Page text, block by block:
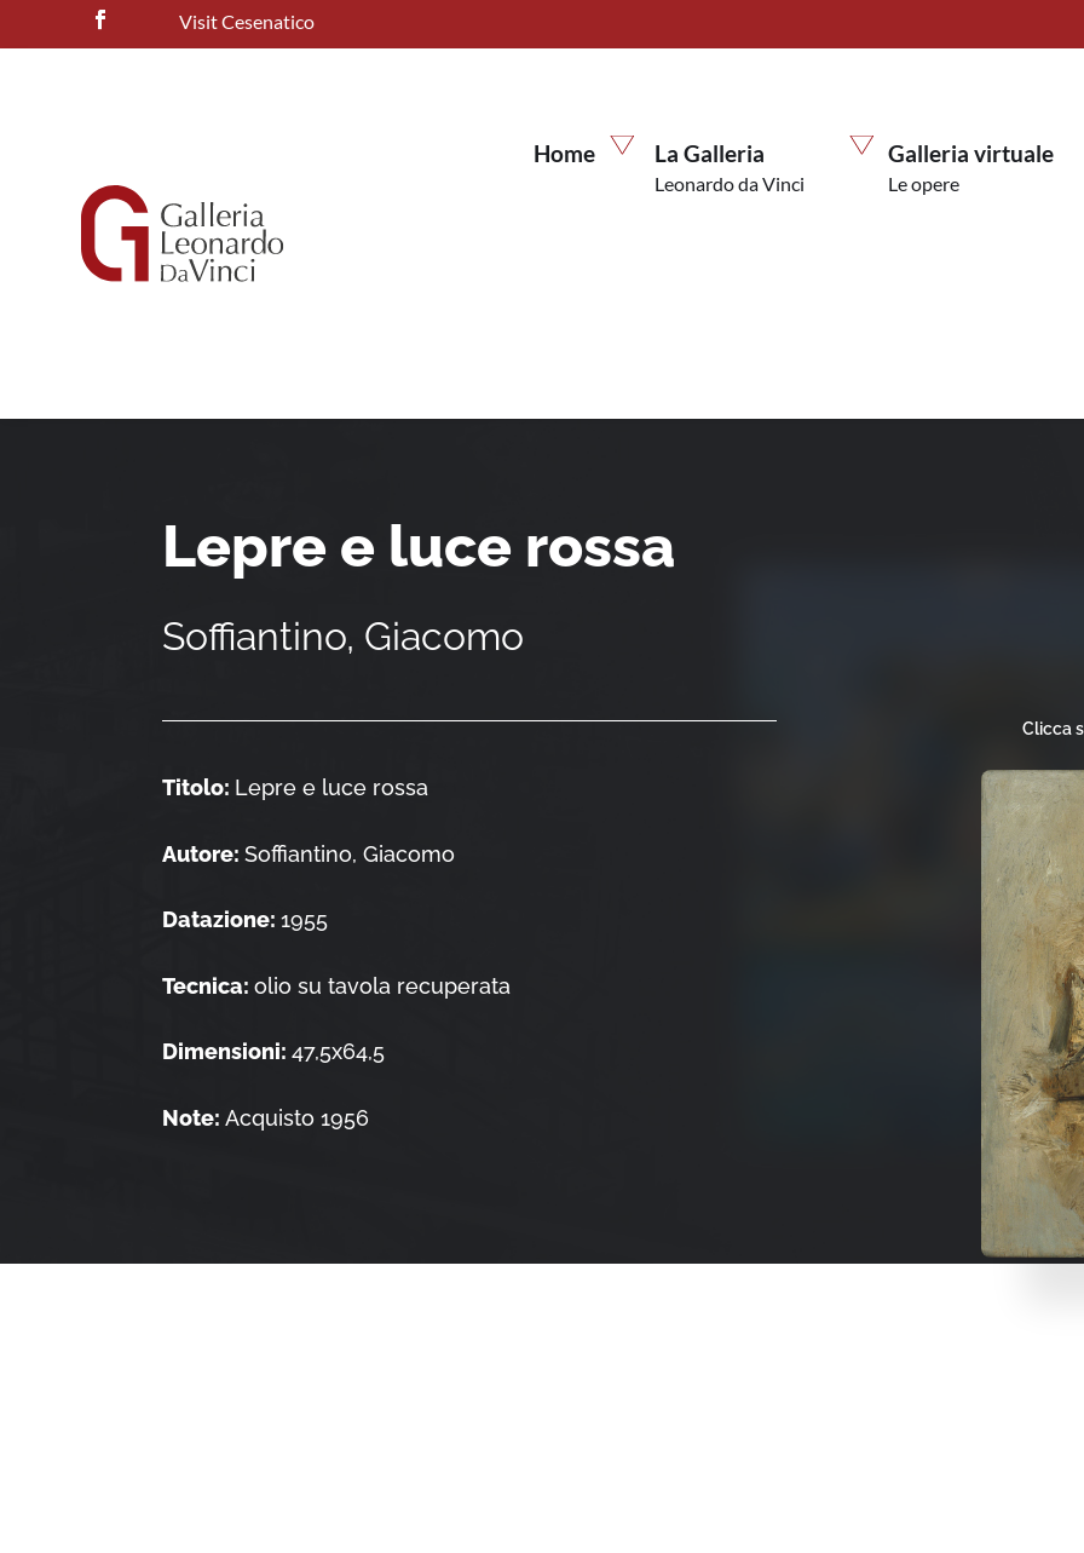
Visit Cesenatico
Home La Galleria
Leonardo da Vinci
Galleria virtuale
Le opere
Lepre e luce rossa
Soffiantino, Giacomo
Titolo: Lepre e luce rossa
Autore:Soffiantino, Giacomo
Datazione:1955
Tecnica:olio su tavola recuperata
Dimensioni:47,5x64,5
Note:Acquisto 1956
Clicca